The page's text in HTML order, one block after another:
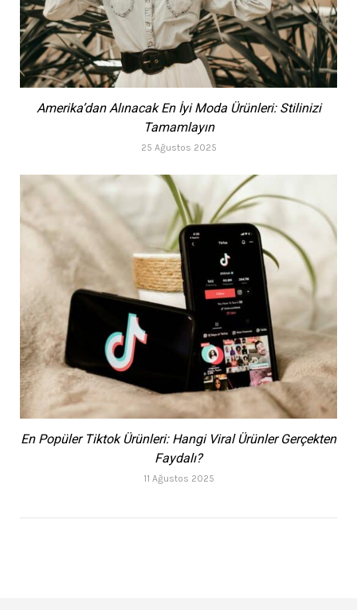
Amerika’dan Alınacak En İyi Moda Ürünleri: Stilinizi
Tamamlayın
25 Ağustos 2025
En Popüler Tiktok Ürünleri: Hangi Viral Ürünler Gerçekten
Faydalı?
11 Ağustos 2025